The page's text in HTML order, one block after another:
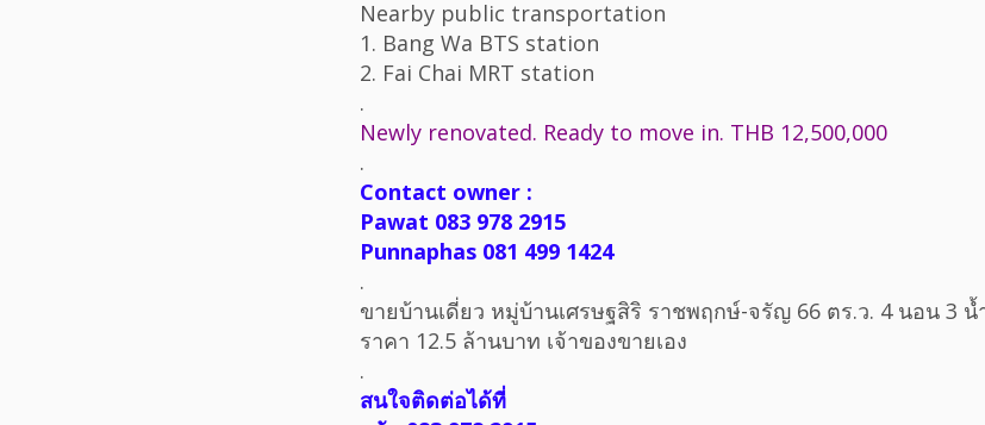
Nearby public transportation
1. Bang Wa BTS station
2. Fai Chai MRT station
.
Newly renovated. Ready to move in. THB 12,500,000
.
Contact owner :
Pawat 083 978 2915
Punnaphas 081 499 1424
.
ขายบ้านเดี่ยว หมู่บ้านเศรษฐสิริ ราชพฤกษ์-จรัญ 66 ตร.ว. 4 นอน 3
ราคา 12.5 ล้านบาท เจ้าของขายเอง
.
สนใจติดต่อได้ที่